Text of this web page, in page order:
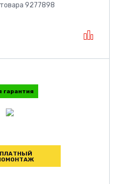
9277898
гарантия